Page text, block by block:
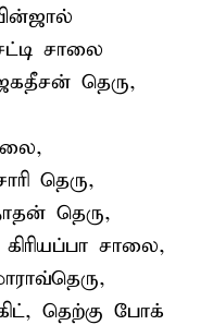
சாலை
தெரு,
தெரு,
தெரு,
சாலை,
தெற்கு போக்